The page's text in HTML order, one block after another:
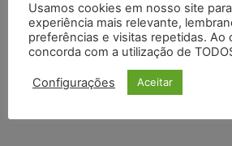
COMPARTILHE
Usamos cookies em nosso site
experiência mais relevante,
preferências e visitas repetidas. Ao
concorda com a utilização de
Configurações Aceitar